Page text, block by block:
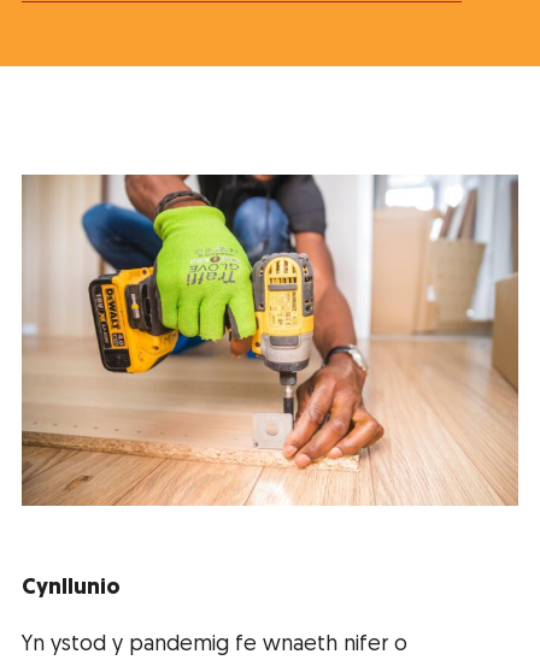
Cynllunio
Yn ystod y pandemig fe wnaeth nifer o